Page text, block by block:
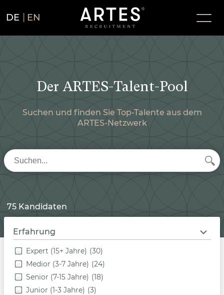
DE EN
Der ARTES-Talent-Pool
Suchen und finden Sie Top-Talente aus dem
ARTES-Netzwerk
75 Kandidaten
Erfahrung
Expert (15+ Jahre) (30)
Medior (3-7 Jahre) (24)
Senior (7-15 Jahre) (18)
Junior (1-3 Jahre) (3)